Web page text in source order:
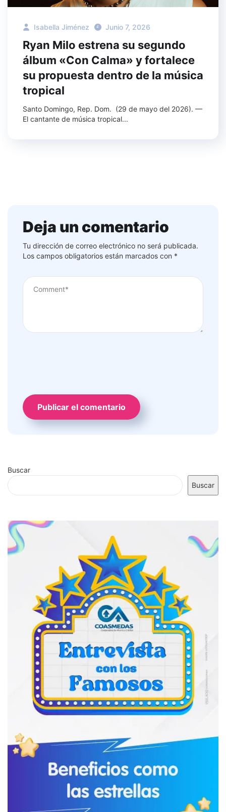
Isabella Jiménez Junio 7, 2026
Ryan Milo estrena su segundo
álbum «Con Calma» y fortalece
su propuesta dentro de la música
tropical
Santo Domingo, Rep. Dom. (29 de mayo del 2026). —
El cantante de música tropical...
Deja un comentario
Tu dirección de correo electrónico no será publicada.
Los campos obligatorios están marcados con *
Buscar
Buscar